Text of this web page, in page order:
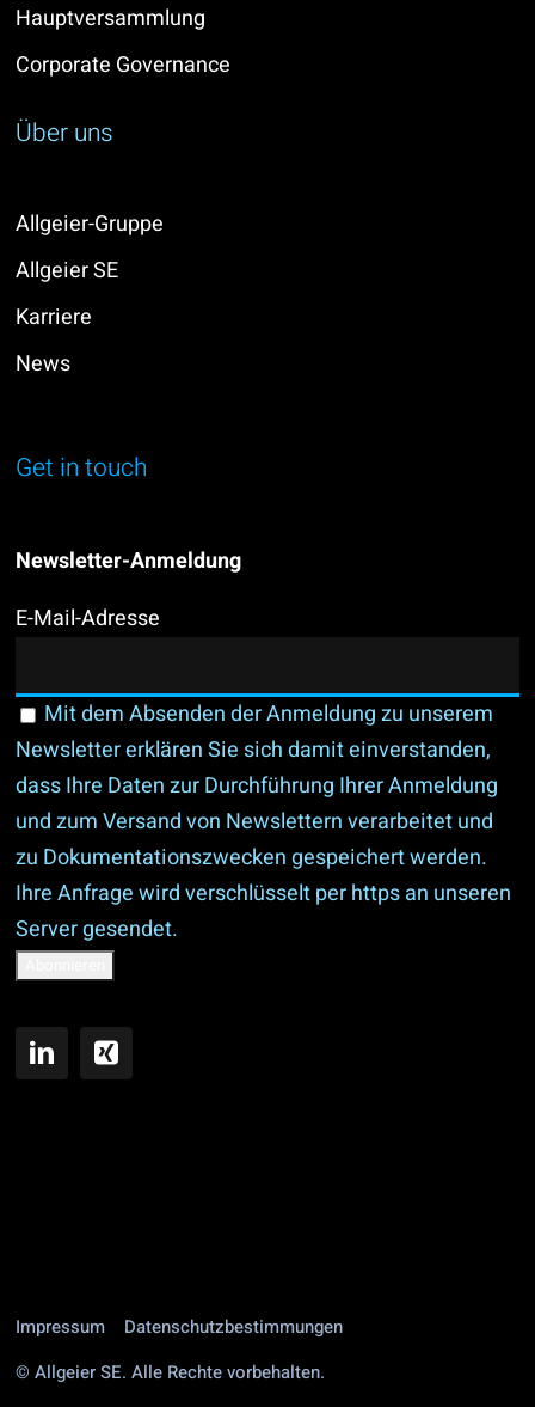
Hauptversammlung
Corporate Governance
Über uns
Allgeier-Gruppe
Allgeier SE
Karriere
News
Get in touch
Newsletter-Anmeldung
E-Mail-Adresse
Mit dem Absenden der Anmeldung zu unserem
Newsletter erklären Sie sich damit einverstanden,
dass Ihre Daten zur Durchführung Ihrer Anmeldung
und zum Versand von Newslettern verarbeitet und
zu Dokumentationszwecken gespeichert werden.
Ihre Anfrage wird verschlüsselt per https an unseren
Server gesendet.
Impressum
Datenschutzbestimmungen
© Allgeier SE. Alle Rechte vorbehalten.